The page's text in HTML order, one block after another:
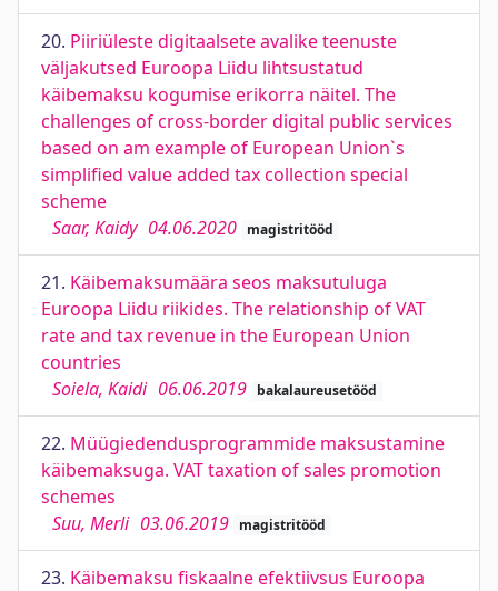
20. Piiriüleste digitaalsete avalike teenuste
väljakutsed Euroopa Liidu lihtsustatud
käibemaksu kogumise erikorra näitel. The
challenges of cross-border digital public services
based on am example of European Union`s
simplified value added tax collection special
scheme
Saar, Kaidy 04.06.2020 magistritööd
21. Käibemaksumäära seos maksutuluga
Euroopa Liidu riikides. The relationship of VAT
rate and tax revenue in the European Union
countries
Soiela, Kaidi 06.06.2019 bakalaureusetööd
22. Müügiedendusprogrammide maksustamine
käibemaksuga. VAT taxation of sales promotion
schemes
Suu, Merli 03.06.2019 magistritööd
23. Käibemaksu fiskaalne efektiivsus Euroopa